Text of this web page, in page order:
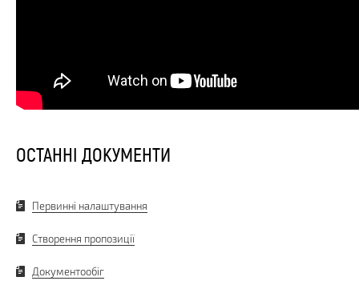
ОСТАННІ ДОКУМЕНТИ
Первинні налаштування
Створення пропозиції
Документообіг